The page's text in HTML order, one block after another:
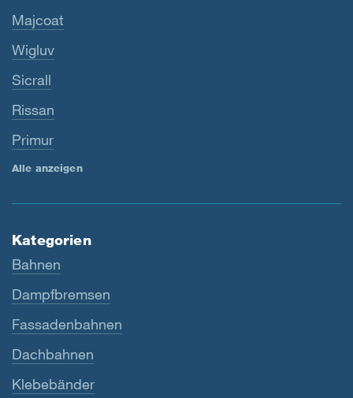
Majcoat
Wigluv
Sicrall
Rissan
Primur
Alle anzeigen
Kategorien
Bahnen
Dampfbremsen
Fassadenbahnen
Dachbahnen
Klebebänder